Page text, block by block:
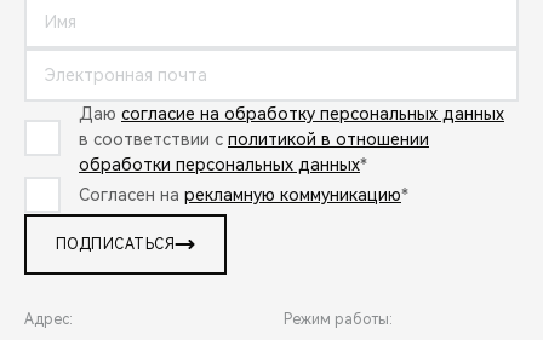
Даю согласие на обработку персональных данных
в соответствии с политикой в отношении
обработки персональных данных*
Согласен на рекламную коммуникацию*
ПОДПИСАТЬСЯ
Адрес: Режим работы: